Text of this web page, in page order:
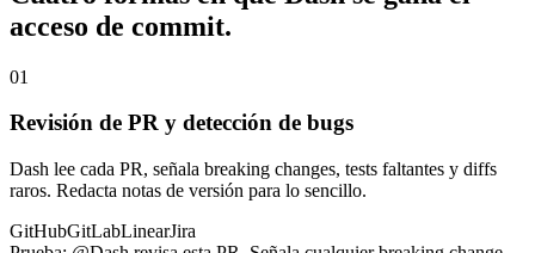
acceso de commit.
01
Revisión de PR y detección de bugs
Dash lee cada PR, señala breaking changes, tests faltantes y diffs
raros. Redacta notas de versión para lo sencillo.
GitHubGitLabLinearJira